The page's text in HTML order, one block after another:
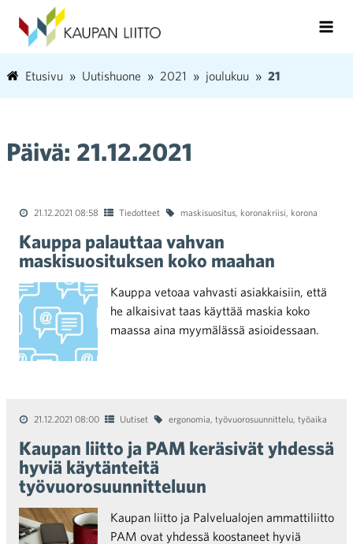
Etusivu Uutishuone 2021 joulukuu 21
Päivä: 21.12.2021
21.12.2021 08:58 Tiedotteet maskisuositus, koronakriisi, korona
Kauppa palauttaa vahvan
maskisuosituksen koko maahan
Kauppa vetoaa vahvasti asiakkaisiin, että
he alkaisivat taas käyttää maskia koko
maassa aina myymälässä asioidessaan.
21.12.2021 08:00 Uutiset ergonomia, työvuorosuunnittelu, työaika
Kaupan liitto ja PAM keräsivät yhdessä
hyviä käytänteitä
työvuorosuunnitteluun
Kaupan liitto ja Palvelualojen ammattiliitto
PAM ovat yhdessä koostaneet hyviä